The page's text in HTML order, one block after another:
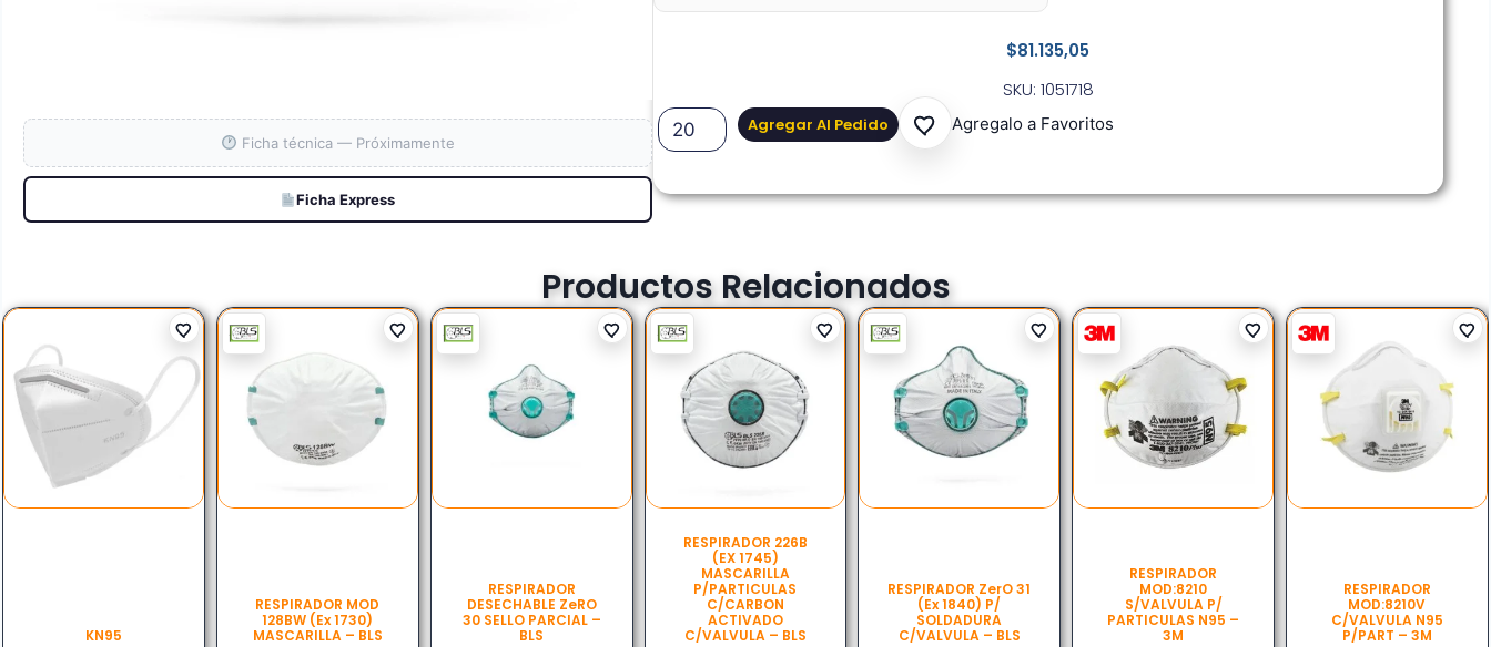
$81.135,05
SKU: 1051718
Agregar Al Pedido Agregalo a Favoritos
Ficha técnica — Próximamente
Ficha Express
Productos Relacionados
KN95
RESPIRADOR MOD
128BW (ex 1730)
MASCARILLA – BLS
RESPIRADOR
DESECHABLE ZeRO
30 SELLO PARCIAL –
BLS
RESPIRADOR 226B
(EX 1745)
MASCARILLA
P/PARTICULAS
C/CARBON
ACTIVADO
C/VALVULA – BLS
RESPIRADOR ZerO 31
(ex 1840) P/
SOLDADURA
C/VALVULA – BLS
RESPIRADOR
MOD:8210
S/VALVULA P/
PARTICULAS N95 –
3M
RESPIRADOR
MOD:8210V
C/VALVULA N95
P/PART – 3M